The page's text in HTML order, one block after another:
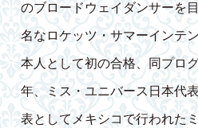
のブロードウェイダンサーを
名なロケッツ・サマーインテ
本人として初の合格、同プロ
年、ミス・ユニバース日本代
表としてメキシコで行われた